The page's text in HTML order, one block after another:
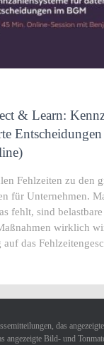
& Learn:
Fehlzeiten zu den
für Unternehmen.
fehlt, sind
wirklich
das
das
angezeigte Bild- und